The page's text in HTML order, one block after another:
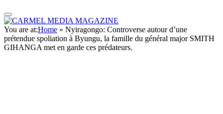
You are at:Home » Nyiragongo: Controverse autour d’une
prétendue spoliation à Byungu, la famille du général major SMITH
GIHANGA met en garde ces prédateurs.